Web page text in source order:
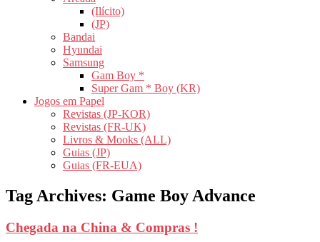
(Ilícito)
(JP)
Bandai
Hyundai
Samsung
Gam Boy *
Super Gam * Boy (KR)
Jogos em Papel
Revistas (JP-KOR)
Revistas (FR-UK)
Livros & Mooks (ALL)
Guias (JP)
Guias (FR-EUA)
Tag Archives: Game Boy Advance
Chegada na China & Compras !